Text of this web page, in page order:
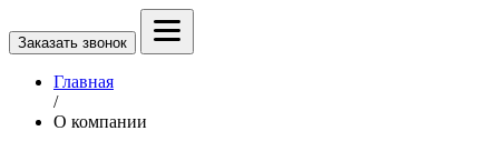
Заказать звонок
Главная
/
О компании